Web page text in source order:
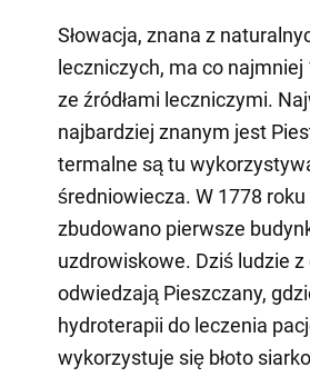
Słowacja, znana z
leczniczych, ma co
ze źródłami leczniczymi.
najbardziej znanym jest
termalne są tu
średniowiecza. W 1778
zbudowano pierwsze
uzdrowiskowe. Dziś ludzie z
odwiedzają Pieszczany,
hydroterapii do leczenia
wykorzystuje się błoto